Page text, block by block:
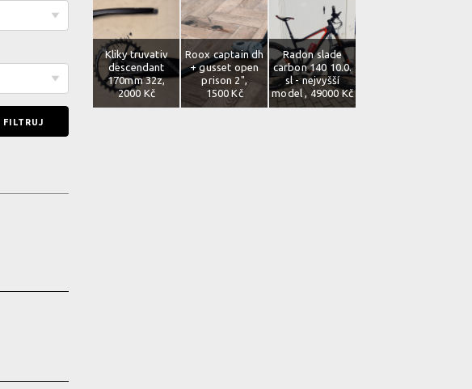
Kliky truvativ
descendant
170mm 32z,
2000 Kč
Roox captain dh
+ gusset open
prison 2",
1500 Kč
Radon slade
carbon 140 10.0.
sl - nejvyšší
model , 49000 Kč